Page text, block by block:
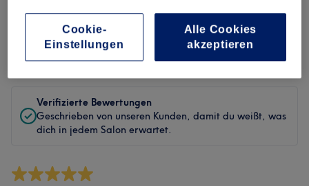
Bewertungen filtern
Bewertung
Verifizierte Bewertungen
Geschrieben von unseren Kunden, damit du weißt, was
dich in jedem Salon erwartet.
Cookie-
Einstellungen
Alle Cookies
akzeptieren